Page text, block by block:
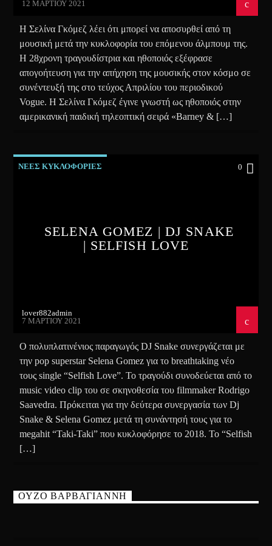
12 ΜΑΡΤΊΟΥ 2021
Η Σελίνα Γκόμεζ λέει ότι μπορεί να αποσυρθεί από τη
μουσική μετά την κυκλοφορία του επόμενου άλμπουμ της.
Η 28χρονη τραγουδίστρια και ηθοποιός εξέφρασε
απογοήτευση για την απήχηση της μουσικής στον κόσμο σε
συνέντευξή της στο τεύχος Απριλίου του περιοδικού
Vogue. Η Σελίνα Γκόμεζ έγινε γνωστή ως ηθοποιός στην
αμερικανική παιδική τηλεοπτική σειρά «Barney & […]
ΝΕΕΣ ΚΥΚΛΟΦΟΡΙΕΣ 0
SELENA GOMEZ | DJ SNAKE
| SELFISH LOVE
lover882admin
7 ΜΑΡΤΊΟΥ 2021
Ο πολυπλατινένιος παραγωγός DJ Snake συνεργάζεται με
την pop superstar Selena Gomez για το breathtaking νέο
τους single “Selfish Love”. Το τραγούδι συνοδεύεται από το
music video clip του σε σκηνοθεσία του filmmaker Rodrigo
Saavedra. Πρόκειται για την δεύτερα συνεργασία των Dj
Snake & Selena Gomez μετά τη συνάντησή τους για το
megahit “Taki-Taki” που κυκλοφόρησε το 2018. Το “Selfish
[…]
ΟΥΖΟ ΒΑΡΒΑΓΙΑΝΝΗ